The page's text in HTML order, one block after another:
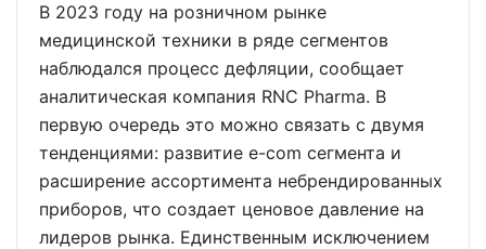
В 2023 году на розничном рынке
медицинской техники в ряде сегментов
наблюдался процесс дефляции, сообщает
аналитическая компания RNC Pharma. В
первую очередь это можно связать с двумя
тенденциями: развитие e-com сегмента и
расширение ассортимента небрендированных
приборов, что создает ценовое давление на
лидеров рынка. Единственным исключением